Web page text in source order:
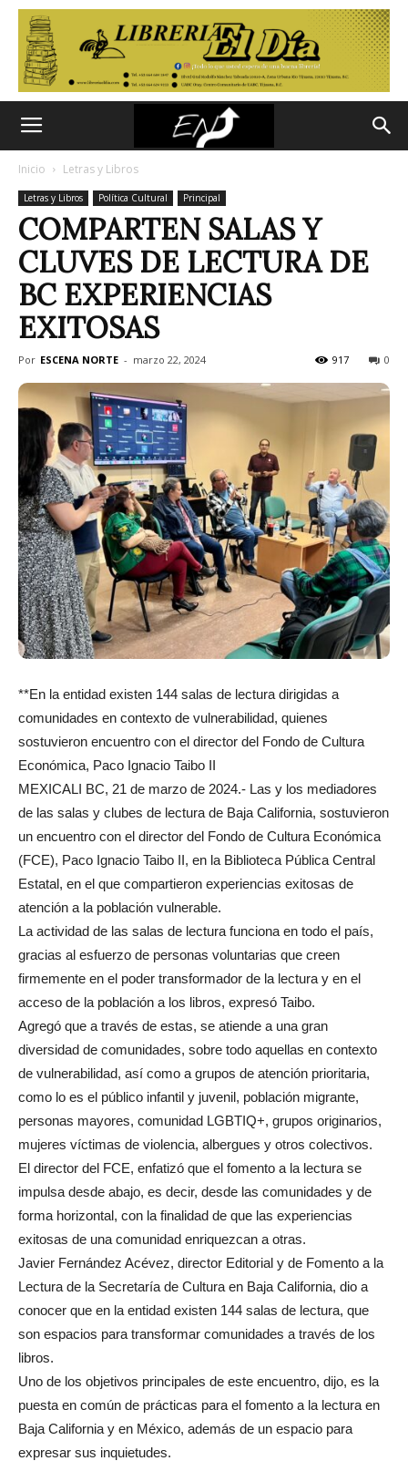
Inicio Letras y Libros
Letras y Libros Política Cultural Principal
COMPARTEN SALAS Y
CLUVES DE LECTURA DE
BC EXPERIENCIAS
EXITOSAS
Por ESCENA NORTE - marzo 22, 2024 0
917
**En la entidad existen 144 salas de lectura dirigidas a
comunidades en contexto de vulnerabilidad, quienes
sostuvieron encuentro con el director del Fondo de Cultura
Económica, Paco Ignacio Taibo II
MEXICALI BC, 21 de marzo de 2024.- Las y los mediadores
de las salas y clubes de lectura de Baja California, sostuvieron
un encuentro con el director del Fondo de Cultura Económica
(FCE), Paco Ignacio Taibo II, en la Biblioteca Pública Central
Estatal, en el que compartieron experiencias exitosas de
atención a la población vulnerable.
La actividad de las salas de lectura funciona en todo el país,
gracias al esfuerzo de personas voluntarias que creen
firmemente en el poder transformador de la lectura y en el
acceso de la población a los libros, expresó Taibo.
Agregó que a través de estas, se atiende a una gran
diversidad de comunidades, sobre todo aquellas en contexto
de vulnerabilidad, así como a grupos de atención prioritaria,
como lo es el público infantil y juvenil, población migrante,
personas mayores, comunidad LGBTIQ+, grupos originarios,
mujeres víctimas de violencia, albergues y otros colectivos.
El director del FCE, enfatizó que el fomento a la lectura se
impulsa desde abajo, es decir, desde las comunidades y de
forma horizontal, con la finalidad de que las experiencias
exitosas de una comunidad enriquezcan a otras.
Javier Fernández Acévez, director Editorial y de Fomento a la
Lectura de la Secretaría de Cultura en Baja California, dio a
conocer que en la entidad existen 144 salas de lectura, que
son espacios para transformar comunidades a través de los
libros.
Uno de los objetivos principales de este encuentro, dijo, es la
puesta en común de prácticas para el fomento a la lectura en
Baja California y en México, además de un espacio para
expresar sus inquietudes.